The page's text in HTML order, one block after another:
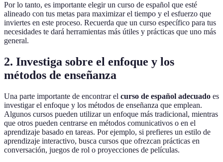
Por lo tanto, es importante elegir un curso de español que esté
alineado con tus metas para maximizar el tiempo y el esfuerzo que
inviertes en este proceso. Recuerda que un curso específico para tus
necesidades te dará herramientas más útiles y prácticas que uno más
general.
2. Investiga sobre el enfoque y los
métodos de enseñanza
Una parte importante de encontrar el curso de español adecuado es
investigar el enfoque y los métodos de enseñanza que emplean.
Algunos cursos pueden utilizar un enfoque más tradicional, mientras
que otros pueden centrarse en métodos comunicativos o en el
aprendizaje basado en tareas. Por ejemplo, si prefieres un estilo de
aprendizaje interactivo, busca cursos que ofrezcan prácticas en
conversación, juegos de rol o proyecciones de películas.